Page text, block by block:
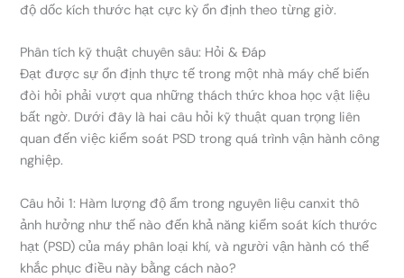
độ dốc kích thước hạt cực kỳ ổn định theo từng giờ.
Phân tích kỹ thuật chuyên sâu: Hỏi & Đáp
Đạt được sự ổn định thực tế trong một nhà máy chế biến
đòi hỏi phải vượt qua những thách thức khoa học vật liệu
bất ngờ. Dưới đây là hai câu hỏi kỹ thuật quan trọng liên
quan đến việc kiểm soát PSD trong quá trình vận hành công
nghiệp.
Câu hỏi 1: Hàm lượng độ ẩm trong nguyên liệu canxit thô
ảnh hưởng như thế nào đến khả năng kiểm soát kích thước
hạt (PSD) của máy phân loại khí, và người vận hành có thể
khắc phục điều này bằng cách nào?